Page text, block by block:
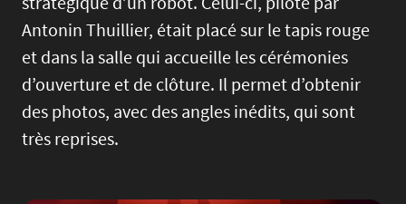
Antonin Thuillier, était placé sur le tapis rouge
et dans la salle qui accueille les cérémonies
d’ouverture et de clôture. Il permet d’obtenir
des photos, avec des angles inédits, qui sont
très reprises.